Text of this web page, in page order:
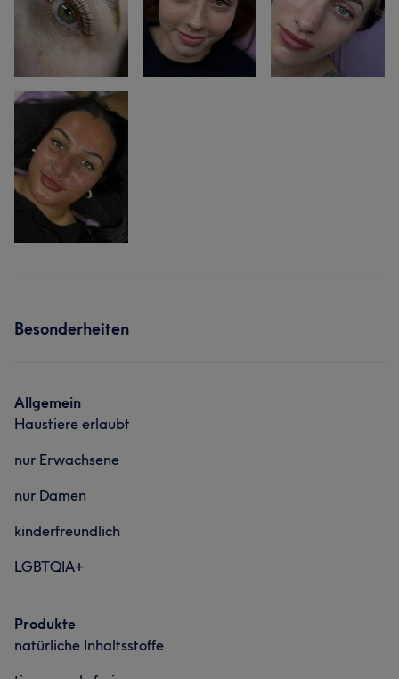
Besonderheiten
Allgemein
Haustiere erlaubt
nur Erwachsene
nur Damen
kinderfreundlich
LGBTQIA+
Produkte
natürliche Inhaltsstoffe